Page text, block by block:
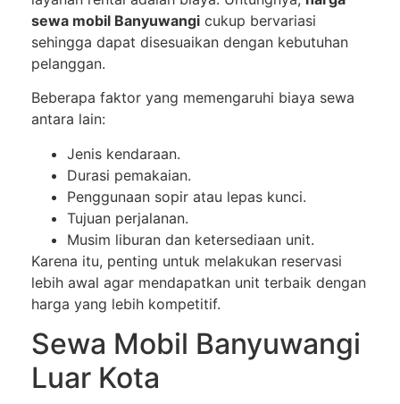
sewa mobil Banyuwangi cukup bervariasi
sehingga dapat disesuaikan dengan kebutuhan
pelanggan.
Beberapa faktor yang memengaruhi biaya sewa
antara lain:
Jenis kendaraan.
Durasi pemakaian.
Penggunaan sopir atau lepas kunci.
Tujuan perjalanan.
Musim liburan dan ketersediaan unit.
Karena itu, penting untuk melakukan reservasi
lebih awal agar mendapatkan unit terbaik dengan
harga yang lebih kompetitif.
Sewa Mobil Banyuwangi
Luar Kota